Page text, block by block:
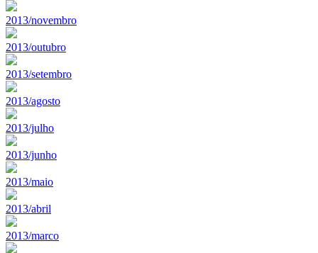
2013/novembro
2013/outubro
2013/setembro
2013/agosto
2013/julho
2013/junho
2013/maio
2013/abril
2013/marco